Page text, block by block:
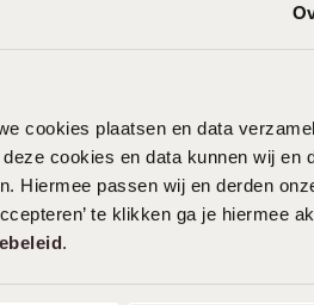
cookies plaatsen en data
cookies en data kunnen wij en
Hiermee passen wij en derden
te klikken ga je hiermee
.